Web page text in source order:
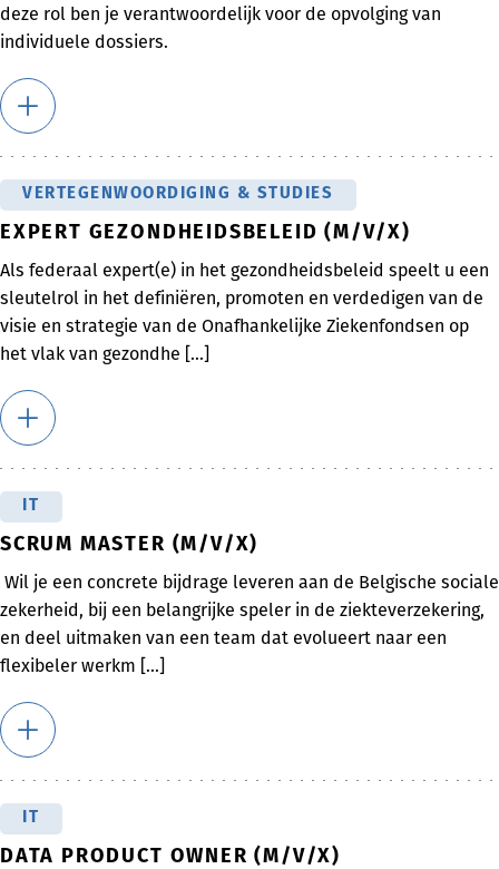
deze rol ben je verantwoordelijk voor de opvolging van
individuele dossiers.
VERTEGENWOORDIGING & STUDIES
EXPERT GEZONDHEIDSBELEID (M/V/X)
Als federaal expert(e) in het gezondheidsbeleid speelt u een
sleutelrol in het definiëren, promoten en verdedigen van de
visie en strategie van de Onafhankelijke Ziekenfondsen op
het vlak van gezondhe [...]
SCRUM MASTER (M/V/X)
Wil je een concrete bijdrage leveren aan de Belgische sociale
zekerheid, bij een belangrijke speler in de ziekteverzekering,
en deel uitmaken van een team dat evolueert naar een
flexibeler werkm [...]
DATA PRODUCT OWNER (M/V/X)